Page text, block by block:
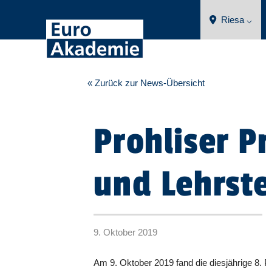
Riesa ⌵
« Zurück zur News-Übersicht
Prohliser
und
9. Oktober 2019
Am 9. Oktober 2019 fand die diesjährige